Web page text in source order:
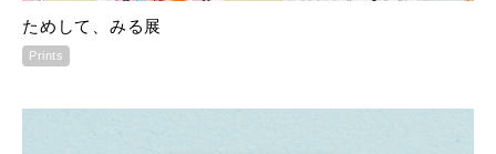
ためして、みる展
Prints